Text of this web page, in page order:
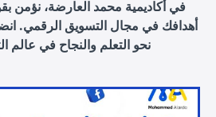
في أكاديمية محمد العارضة، نؤمن
أهدافك في مجال التسويق الرقمي. انضم
نحو التعلم والنجاح في عالم